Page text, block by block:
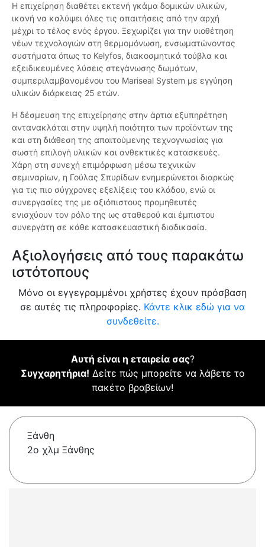
Η επιχείρηση διαθέτει εκτενή γκάμα δομικών υλικών,
ικανή να καλύψει όλες τις απαιτήσεις από την αρχή
μέχρι το τέλος ενός έργου. Ξεχωρίζει για την υιοθέτηση
νέων τεχνολογιών στη θερμομόνωση, ενσωματώνοντας
συστήματα όπως το Kelyfos, διακοσμητικά τούβλα και
εξειδικευμένες λύσεις στεγάνωσης δωμάτων,
συμπεριλαμβανομένου του Mariseal System με εγγύηση
υλικών διάρκειας 25 ετών.
Η δέσμευση της επιχείρησης στην άρτια εξυπηρέτηση
αντανακλάται στην υψηλή ποιότητα των προϊόντων της
και στη διάθεση της απαιτούμενης τεχνογνωσίας για
σωστή επιλογή υλικών και ανθεκτικές κατασκευές.
Χάρη στη συνεχή επιμόρφωση μέσω τεχνικών
σεμιναρίων, η Γούλας Σπυρίδων ενημερώνεται διαρκώς
για τις πιο σύγχρονες εξελίξεις του κλάδου, ενώ οι
συνεργασίες της με αξιόπιστους προμηθευτές
ενισχύουν τον ρόλο της ως σταθερού και έμπιστου
συνεργάτη σε κάθε κατασκευαστική διαδικασία.
Αξιολογήσεις από τους παρακάτω
ιστότοπους
Μόνο οι εγγεγραμμένοι χρήστες έχουν πρόσβαση
σε αυτές τις πληροφορίες. Κάντε κλικ εδώ για να
συνδεθείτε.
Αυτή είναι η εταιρεία σας?
Συγχαρητήρια! Δείτε πώς μπορείτε να λάβετε το
πακέτο βραβείων!
Ξάνθη
2o χλμ Ξάνθης